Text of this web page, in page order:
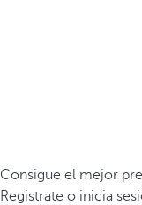
Consigue el mejor
Registrate o inicia